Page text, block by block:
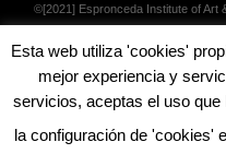
©[2021] Espronceda Institute of Art
Esta web utiliza 'cookies'
mejor experiencia y
servicios, aceptas el uso
la configuración de 'cookies'